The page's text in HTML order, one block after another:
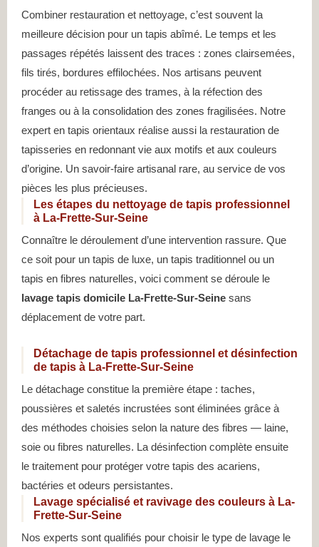
Combiner restauration et nettoyage, c’est souvent la
meilleure décision pour un tapis abîmé. Le temps et les
passages répétés laissent des traces : zones clairsemées,
fils tirés, bordures effilochées. Nos artisans peuvent
procéder au retissage des trames, à la réfection des
franges ou à la consolidation des zones fragilisées. Notre
expert en tapis orientaux réalise aussi la restauration de
tapisseries en redonnant vie aux motifs et aux couleurs
d’origine. Un savoir-faire artisanal rare, au service de vos
pièces les plus précieuses.
Les étapes du nettoyage de tapis professionnel
à La-Frette-Sur-Seine
Connaître le déroulement d’une intervention rassure. Que
ce soit pour un tapis de luxe, un tapis traditionnel ou un
tapis en fibres naturelles, voici comment se déroule le
lavage tapis domicile La-Frette-Sur-Seine sans
déplacement de votre part.
Détachage de tapis professionnel et désinfection
de tapis à La-Frette-Sur-Seine
Le détachage constitue la première étape : taches,
poussières et saletés incrustées sont éliminées grâce à
des méthodes choisies selon la nature des fibres — laine,
soie ou fibres naturelles. La désinfection complète ensuite
le traitement pour protéger votre tapis des acariens,
bactéries et odeurs persistantes.
Lavage spécialisé et ravivage des couleurs à La-
Frette-Sur-Seine
Nos experts sont qualifiés pour choisir le type de lavage le